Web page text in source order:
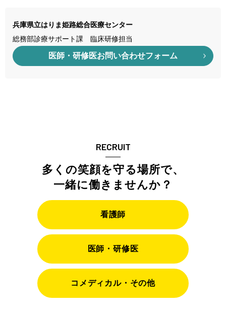
兵庫県立はりま姫路総合医療センター
総務部診療サポート課 臨床研修担当
医師・研修医お問い合わせフォーム
RECRUIT
多くの笑顔を守る場所で、
一緒に働きませんか？
看護師
医師・研修医
コメディカル・その他